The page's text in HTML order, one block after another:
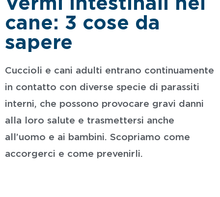
Vermi intestinali nel
cane: 3 cose da
sapere
Cuccioli e cani adulti entrano continuamente
in contatto con diverse specie di parassiti
interni, che possono provocare gravi danni
alla loro salute e trasmettersi anche
all’uomo e ai bambini. Scopriamo come
accorgerci e come prevenirli.